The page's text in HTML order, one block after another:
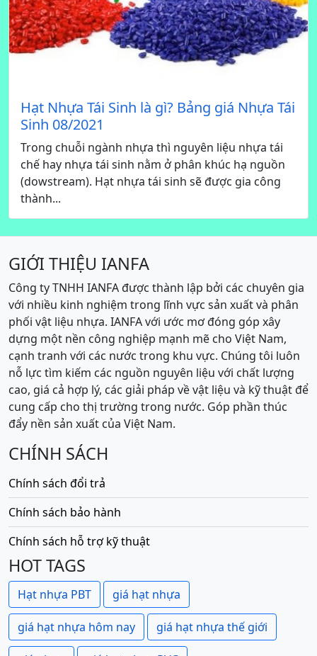
Hạt Nhựa Tái Sinh là gì? Bảng giá Nhựa Tái
Sinh 08/2021
Trong chuỗi ngành nhựa thì nguyên liệu nhựa tái
chế hay nhựa tái sinh nằm ở phân khúc hạ nguồn
(dowstream). Hạt nhựa tái sinh sẽ được gia công
thành...
GIỚI THIỆU IANFA
Công ty TNHH IANFA được thành lập bởi các chuyên gia
với nhiều kinh nghiệm trong lĩnh vực sản xuất và phân
phối vật liệu nhựa. IANFA với ước mơ đóng góp xây
dựng một nền công nghiệp mạnh mẽ cho Việt Nam,
cạnh tranh với các nước trong khu vực. Chúng tôi luôn
nỗ lực tìm kiếm các nguồn nguyên liệu với chất lượng
cao, giá cả hợp lý, các giải pháp về vật liệu và kỹ thuật để
cung cấp cho thị trường trong nước. Góp phần thúc
đẩy nền sản xuất của Việt Nam.
CHÍNH SÁCH
Chính sách đổi trả
Chính sách bảo hành
Chính sách hỗ trợ kỹ thuật
HOT TAGS
Hạt nhựa PBT giá hạt nhựa
giá hạt nhựa hôm nay giá hạt nhựa thế giới